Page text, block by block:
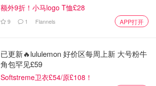
额外9折！小马logo T恤£28
9 1 Flannels APP打开
已更新🔥lululemon 好价区每周上新 大号粉牛
角包罕见£59
Softstreme卫衣£54/原£108！